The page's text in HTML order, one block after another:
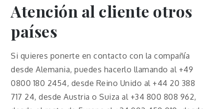
Atención al cliente otros
países
Si quieres ponerte en contacto con la compañía
desde Alemania, puedes hacerlo llamando al +49
0800 180 2454, desde Reino Unido al +44 20 388
717 24, desde Austria o Suiza al +34 800 808 962,